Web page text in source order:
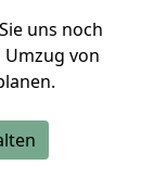
uns noch
von